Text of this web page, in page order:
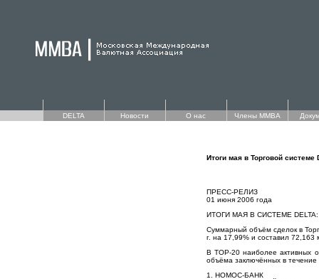
DELTA Новости О нас Члены ММВА
Итоги мая в Торговой системе
ПРЕСС-РЕЛИЗ
01 июня 2006 года
ИТОГИ МАЯ В СИСТЕМЕ
Суммарный объём сделок в
г. на 17,99% и составил 72,163
В TOP-20 наиболее активных
объёма заключённых в
1. НОМОС-БАНК